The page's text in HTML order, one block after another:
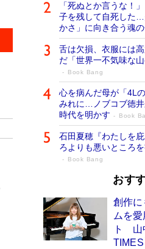
「死ぬとか言うな！
子を残して自死した
かさ」に向き合う魂
舌は欠損、衣服には
だ「世界一不気味な
Book Bang
心を病んだ母が「4L
みれに…ノブコブ徳
時代を明かす
Book
石田夏穂『わたしを
ろよりも悪いところ
Book Bang
73歳でも働くし
「なんで？ そんな
家・阿刀田高さんが
す
Book Bang
おす
創作
ムを
ト 山
TIMES